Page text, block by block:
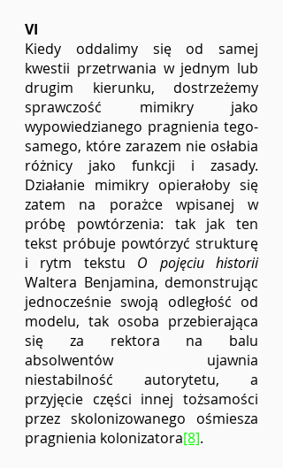
VI
Kiedy oddalimy się od samej
kwestii przetrwania w jednym lub
drugim kierunku, dostrzeżemy
sprawczość mimikry jako
wypowiedzianego pragnienia tego-
samego, które zarazem nie osłabia
różnicy jako funkcji i zasady.
Działanie mimikry opierałoby się
zatem na porażce wpisanej w
próbę powtórzenia: tak jak ten
tekst próbuje powtórzyć strukturę
i rytm tekstu
O pojęciu historii
Waltera Benjamina, demonstrując
jednocześnie swoją odległość od
modelu, tak osoba przebierająca
się za rektora na balu
absolwentów ujawnia
niestabilność autorytetu, a
przyjęcie części innej tożsamości
przez skolonizowanego ośmiesza
pragnienia kolonizatora[8].